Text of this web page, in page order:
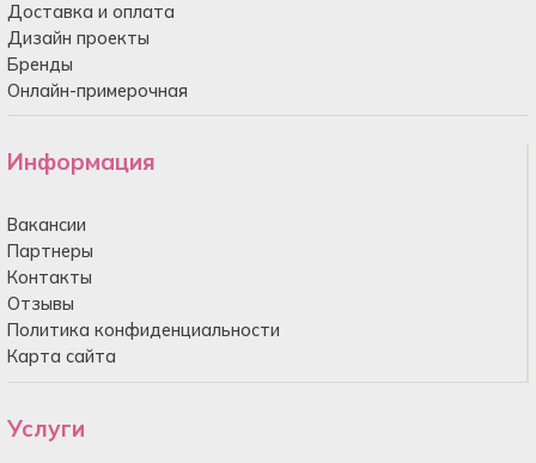
Доставка и оплата
Дизайн проекты
Бренды
Онлайн-примерочная
Информация
Вакансии
Партнеры
Контакты
Отзывы
Политика конфиденциальности
Карта сайта
Услуги